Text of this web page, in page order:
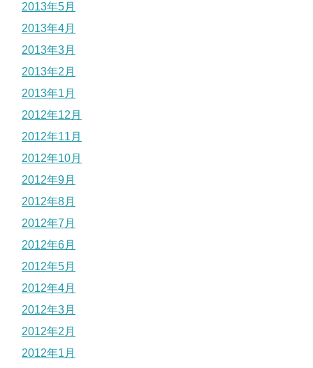
2013年5月
2013年4月
2013年3月
2013年2月
2013年1月
2012年12月
2012年11月
2012年10月
2012年9月
2012年8月
2012年7月
2012年6月
2012年5月
2012年4月
2012年3月
2012年2月
2012年1月